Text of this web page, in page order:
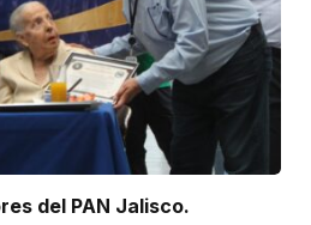
del PAN Jalisco.